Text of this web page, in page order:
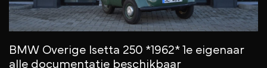
BMW Overige Isetta 250 *1962* 1e eigenaar
alle documentatie beschikbaar